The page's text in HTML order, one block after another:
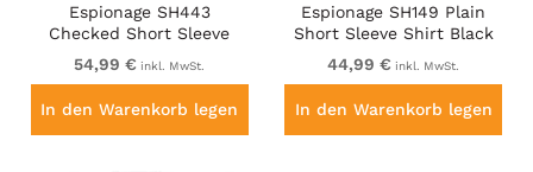
Espionage SH443
Checked Short Sleeve
Shirt Navy/Coral/White
54,99 € inkl. MwSt.
In den Warenkorb legen
Espionage SH149 Plain
Short Sleeve Shirt Black
44,99 € inkl. MwSt.
In den Warenkorb legen